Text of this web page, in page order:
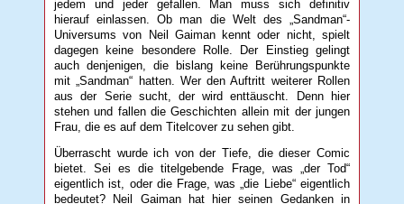
jedem und jeder gefallen. Man muss sich definitiv
hierauf einlassen. Ob man die Welt des „Sandman“-
Universums von Neil Gaiman kennt oder nicht, spielt
dagegen keine besondere Rolle. Der Einstieg gelingt
auch denjenigen, die bislang keine Berührungspunkte
mit „Sandman“ hatten. Wer den Auftritt weiterer Rollen
aus der Serie sucht, der wird enttäuscht. Denn hier
stehen und fallen die Geschichten allein mit der jungen
Frau, die es auf dem Titelcover zu sehen gibt.
Überrascht wurde ich von der Tiefe, die dieser Comic
bietet. Sei es die titelgebende Frage, was „der Tod“
eigentlich ist, oder die Frage, was „die Liebe“ eigentlich
bedeutet? Neil Gaiman hat hier seinen Gedanken in